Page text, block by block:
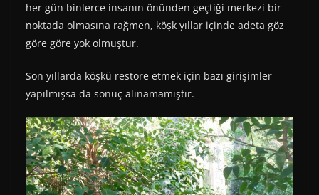
her gün binlerce insanın önünden geçtiği merkezi bir
noktada olmasına rağmen, köşk yıllar içinde adeta göz
göre göre yok olmuştur.
Son yıllarda köşkü restore etmek için bazı girişimler
yapılmışsa da sonuç alınamamıştır.